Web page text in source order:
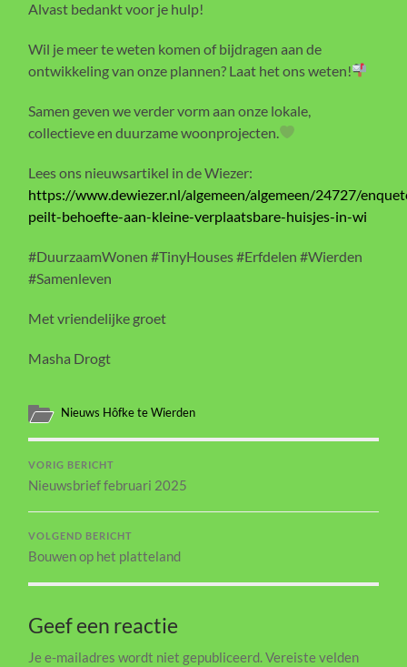
Alvast bedankt voor je hulp!
Wil je meer te weten komen of bijdragen aan de
ontwikkeling van onze plannen? Laat het ons weten!
Samen geven we verder vorm aan onze lokale,
collectieve en duurzame woonprojecten.
Lees ons nieuwsartikel in de Wiezer:
https://www.dewiezer.nl/algemeen/algemeen/24727/
peilt-behoefte-aan-kleine-verplaatsbare-huisjes-in-wi
#DuurzaamWonen #TinyHouses #Erfdelen #Wierden
#Samenleven
Met vriendelijke groet
Masha Drogt
Nieuws Hôfke te Wierden
VORIG BERICHT
Nieuwsbrief februari 2025
VOLGEND BERICHT
Bouwen op het platteland
Geef een reactie
Je e-mailadres wordt niet gepubliceerd. Vereiste velden